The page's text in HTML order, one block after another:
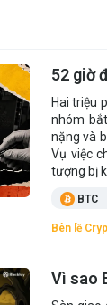
Bên lề
52 giờ
Hai triệu
nhóm
nặng và
Vụ việc
tượng bị
BTC
Vì sao